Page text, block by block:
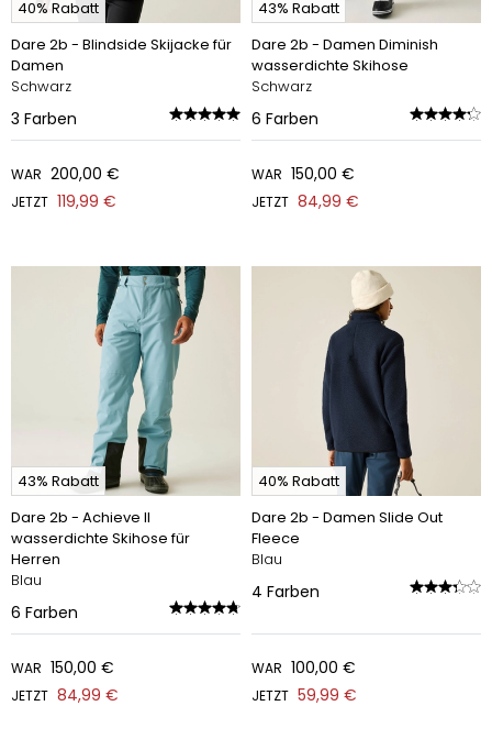
40% Rabatt
Dare 2b - Blindside Skijacke für
Damen
Schwarz
3 Farben
WAR 200,00 €
JETZT 119,99 €
43% Rabatt
Dare 2b - Damen Diminish
wasserdichte Skihose
Schwarz
6 Farben
WAR 150,00 €
JETZT 84,99 €
43% Rabatt
Dare 2b - Achieve II
wasserdichte Skihose für
Herren
Blau
6 Farben
WAR 150,00 €
JETZT 84,99 €
40% Rabatt
Dare 2b - Damen Slide Out
Fleece
Blau
4 Farben
WAR 100,00 €
JETZT 59,99 €